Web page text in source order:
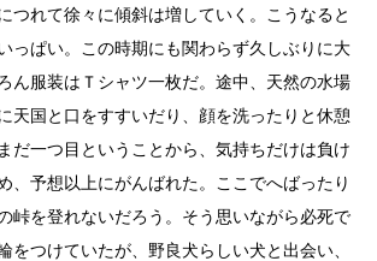
つれて徐々に傾斜は増していく。こうなると
っぱい。この時期にも関わらず久しぶりに大
ん服装はＴシャツ一枚だ。途中、天然の水場
天国と口をすすいだり、顔を洗ったりと休憩
だ一つ目ということから、気持ちだけは負け
、予想以上にがんばれた。ここでへばったり
峠を登れないだろう。そう思いながら必死で
をつけていたが、野良犬らしい犬と出会い、